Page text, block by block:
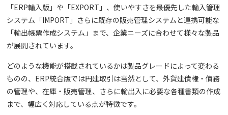
「ERP輸入版」や「EXPORT」、使いやすさを最優先した輸入管理
システム「IMPORT」さらに既存の販売管理システムと連携可能な
「輸出帳票作成システム」まで、企業ニーズに合わせて様々な製品
が展開されています。
どのような機能が搭載されているかは製品グレードによって変わる
ものの、ERP統合版では円建取引は当然として、外貨建債権・債務
の管理や、在庫・販売管理、さらに輸出入に必要な各種書類の作成
まで、幅広く対応している点が特徴です。